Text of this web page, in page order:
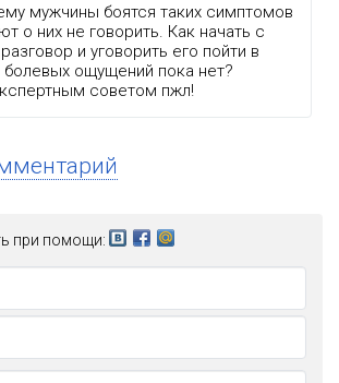
мужчины боятся таких симптомов
о них не говорить. Как начать с
и уговорить его пойти в
болевых ощущений пока нет?
советом пжл!
при помощи: